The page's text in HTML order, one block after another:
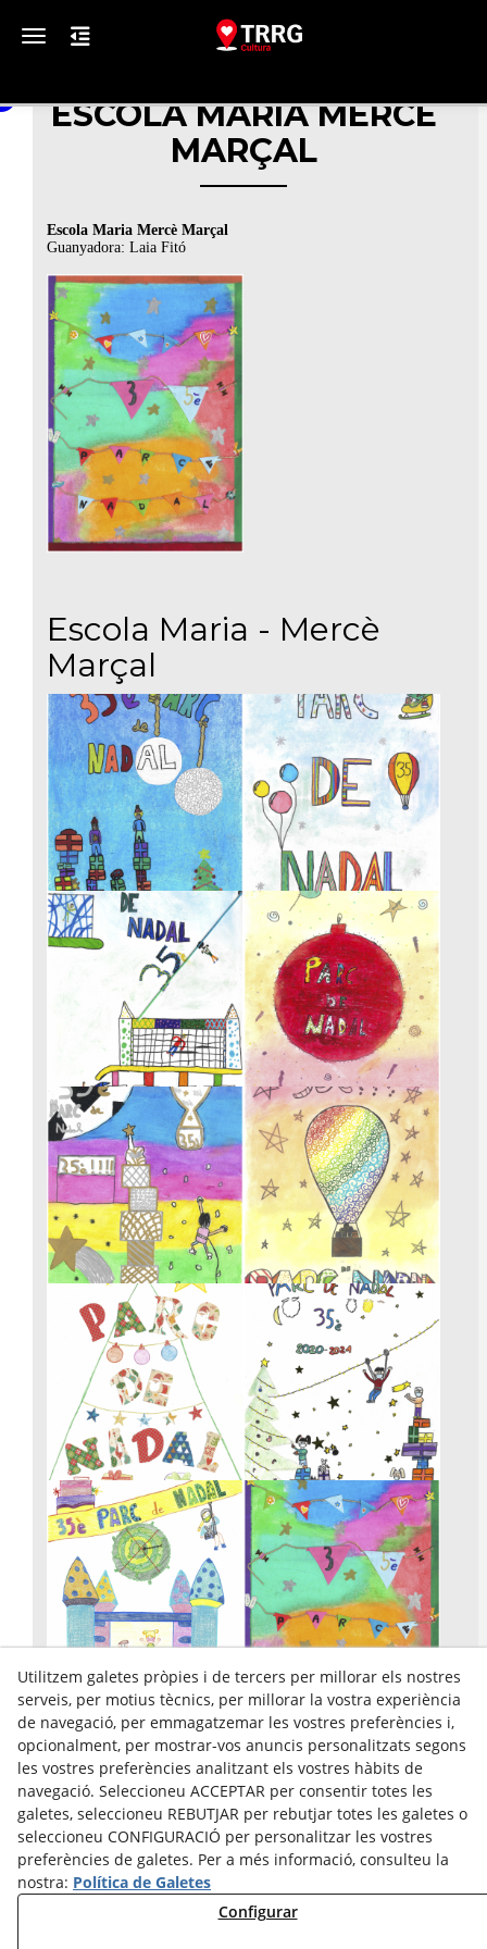
Toggle navigation
ESCOLA MARIA MERCÈ
MARÇAL
Escola Maria Mercè Marçal
Guanyadora: Laia Fitó
Escola Maria - Mercè
Marçal
Avís Legal
Política Cookies
Política de Privacitat
Utilitzem galetes pròpies i de tercers per millorar els nostres
serveis, per motius tècnics, per millorar la vostra experiència
de navegació, per emmagatzemar les vostres preferències i,
opcionalment, per mostrar-vos anuncis personalitzats segons
les vostres preferències analitzant els vostres hàbits de
navegació. Seleccioneu ACCEPTAR per consentir totes les
galetes, seleccioneu REBUTJAR per rebutjar totes les galetes o
seleccioneu CONFIGURACIÓ per personalitzar les vostres
preferències de galetes. Per a més informació, consulteu la
nostra: Política de Galetes
Configurar